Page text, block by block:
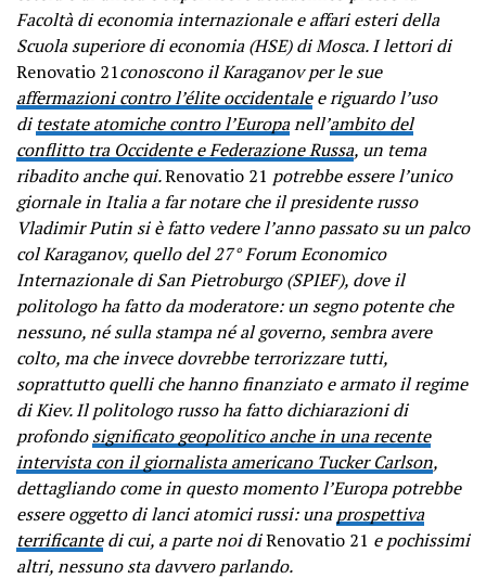
Facoltà di economia internazionale e affari esteri della
Scuola superiore di economia (HSE) di Mosca. I lettori di
Renovatio 21conoscono il Karaganov per le sue
affermazioni contro l’élite occidentalee riguardo l’uso
di testate atomiche contro l’Europanell’ambito del
conflitto tra Occidente e Federazione Russa, un tema
ribadito anche qui.Renovatio 21 potrebbe essere l’unico
giornale in Italia a far notare che il presidente russo
Vladimir Putin si è fatto vedere l’anno passato su un palco
col Karaganov, quello del 27° Forum Economico
Internazionale di San Pietroburgo (SPIEF), dove il
politologo ha fatto da moderatore: un segno potente che
nessuno, né sulla stampa né al governo, sembra avere
colto, ma che invece dovrebbe terrorizzare tutti,
soprattutto quelli che hanno finanziato e armato il regime
di Kiev. Il politologo russo ha fatto dichiarazioni di
profondosignificato geopolitico anche in una recente
intervista con il giornalista americano Tucker Carlson,
dettagliando come in questo momento l’Europa potrebbe
essere oggetto di lanci atomici russi: unaprospettiva
terrificantedi cui, a parte noi diRenovatio 21 e pochissimi
altri, nessuno sta davvero parlando.